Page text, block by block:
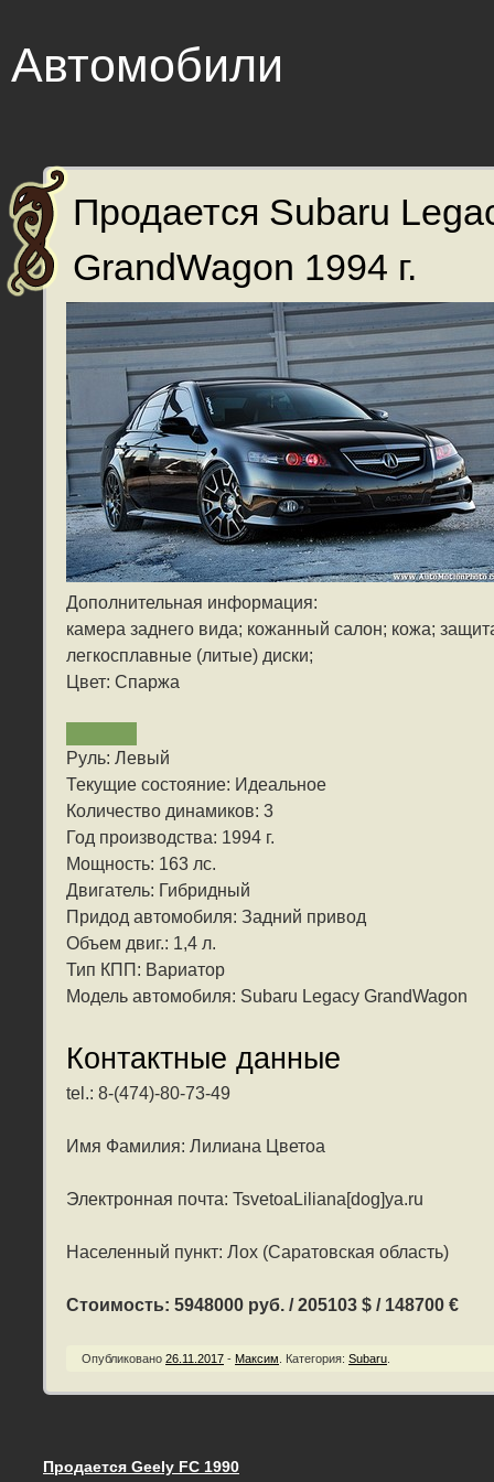
Автомобили
Продается Subaru
GrandWagon 1994 г.
Дополнительная информация:
камера заднего вида; кожанный салон; кожа;
легкосплавные (литые) диски;
Цвет: Спаржа
Руль: Левый
Текущие состояние: Идеальное
Количество динамиков: 3
Год производства: 1994 г.
Мощность: 163 лс.
Двигатель: Гибридный
Придод автомобиля: Задний привод
Объем двиг.: 1,4 л.
Тип КПП: Вариатор
Модель автомобиля: Subaru Legacy GrandWagon
Контактные данные
tel.: 8-(474)-80-73-49
Имя Фамилия: Лилиана Цветоа
Электронная почта: TsvetoaLiliana[dog]ya.ru
Населенный пункт: Лох (Саратовская область)
Стоимость: 5948000 руб. / 205103 $ / 148700 €
Опубликовано 26.11.2017 - Максим Категория: Subaru
Продается Geely FC 1990